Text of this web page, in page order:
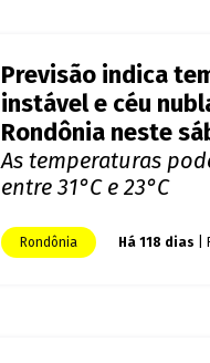
Previsão indica
instável e céu
Rondônia neste
As temperaturas
entre 31°C e 23°C
Rondônia Há 118 dias |